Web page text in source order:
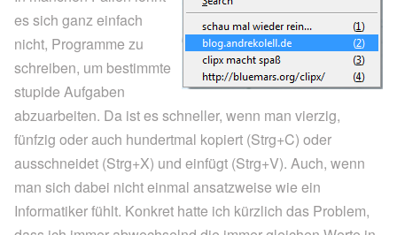
es sich ganz einfach
nicht, Programme zu
schreiben, um bestimmte
stupide Aufgaben
abzuarbeiten. Da ist es schneller, wenn man vierzig,
fünfzig oder auch hundertmal kopiert (Strg+C) oder
ausschneidet (Strg+X) und einfügt (Strg+V). Auch, wenn
man sich dabei nicht einmal ansatzweise wie ein
Informatiker fühlt. Konkret hatte ich kürzlich das Problem,